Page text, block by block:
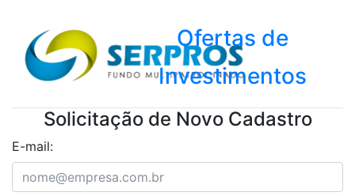
Ofertas de
Investimentos
Solicitação de Novo Cadastro
E-mail: